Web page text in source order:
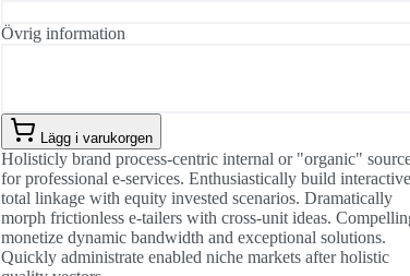
Övrig information
Lägg i varukorgen
Holisticly brand process-centric internal or "organic"
for professional e-services. Enthusiastically build interactive
total linkage with equity invested scenarios. Dramatically
morph frictionless e-tailers with cross-unit ideas.
monetize dynamic bandwidth and exceptional solutions.
Quickly administrate enabled niche markets after holistic